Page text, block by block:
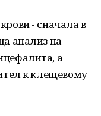
- сначала в
анализ на
а
к клещевому